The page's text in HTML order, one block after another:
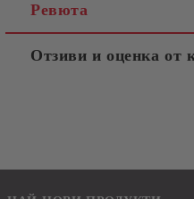
Ревюта
Отзиви и оценка от